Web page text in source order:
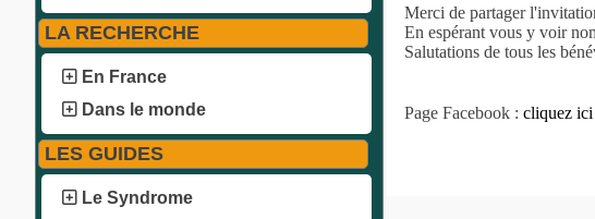
LA RECHERCHE
En France
Dans le monde
LES GUIDES
Le Syndrome
Merci de partager
En espérant vous y voir
Salutations de tous les
Page Facebook : cliquez ici